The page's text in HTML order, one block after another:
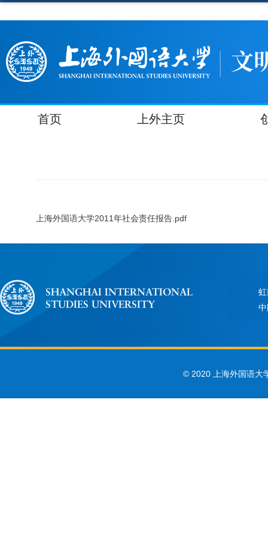
首页 上外主页
上海外国语大学2011年社会责任报告.pdf
© 2020 上海外国语大